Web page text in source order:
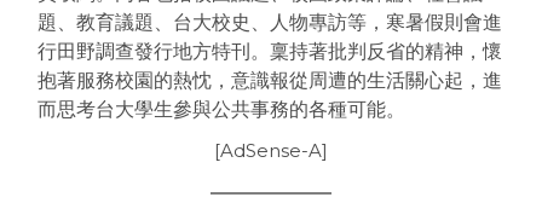
題、教育議題、台大校史、人物專訪等， 寒暑假則會進
行田野調查發行地方特刊。稟持著批判反省的精神，懷
抱著服務校園的熱忱，意識報從周遭的生活關心起，進
而思考台大學生參與公共事務的各種可能。
[AdSense-A]